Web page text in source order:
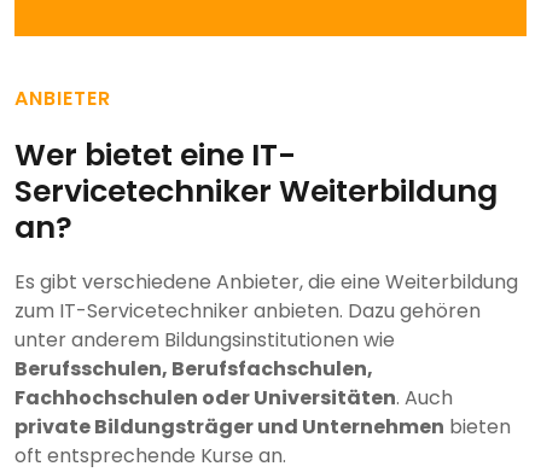
ANBIETER
Wer bietet eine IT-
Servicetechniker Weiterbildung
an?
Es gibt verschiedene Anbieter, die eine Weiterbildung
zum IT-Servicetechniker anbieten. Dazu gehören
unter anderem Bildungsinstitutionen wie
Berufsschulen, Berufsfachschulen,
Fachhochschulen oder Universitäten. Auch
private Bildungsträger und Unternehmen bieten
oft entsprechende Kurse an.